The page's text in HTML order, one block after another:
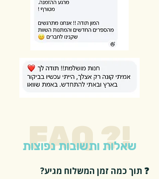
FAQ ?!
שאלות ותשובות נפוצות
❓ תוך כמה זמן המשלוח מגיע?